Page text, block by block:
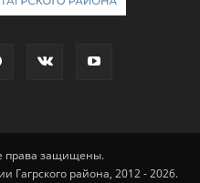
права защищены.
района, 2012 - 2026.